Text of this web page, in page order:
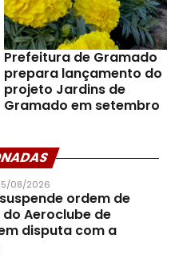
Prefeitura de Gramado
prepara lançamento do
projeto Jardins de
Gramado em setembro
08/2026
ordem de
Aeroclube de
disputa com a